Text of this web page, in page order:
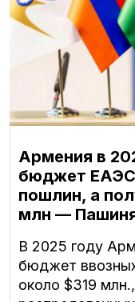
Армения в
бюджет
пошлин, а
млн —
В 2025 году
бюджет
около $319